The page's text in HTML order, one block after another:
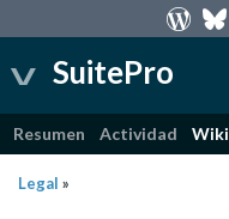
SuitePro
Resumen Actividad Wiki
Legal »